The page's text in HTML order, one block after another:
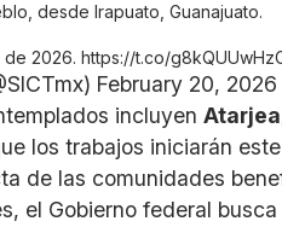
, desde Irapuato, Guanajuato.
de 2026.https://t.co/
February 20, 2026
incluyenAtarjea
los trabajos iniciarán
de las comunidades
el Gobierno federal